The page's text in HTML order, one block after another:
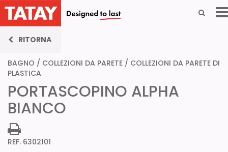
RITORNA
BAGNO / COLLEZIONI DA PARETE / COLLEZIONI DA PARETE DI
PLASTICA
PORTASCOPINO ALPHA
BIANCO
REF. 6302101